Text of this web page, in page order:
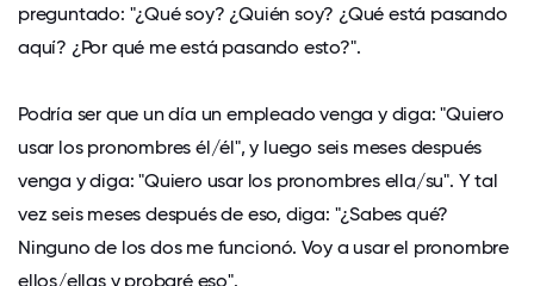
preguntado: "¿Qué soy? ¿Quién soy? ¿Qué está pasando
aquí? ¿Por qué me está pasando esto?".
Podría ser que un día un empleado venga y diga: "Quiero
usar los pronombres él/él", y luego seis meses después
venga y diga: "Quiero usar los pronombres ella/su". Y tal
vez seis meses después de eso, diga: "¿Sabes qué?
Ninguno de los dos me funcionó. Voy a usar el pronombre
ellos/ellas y probaré eso".